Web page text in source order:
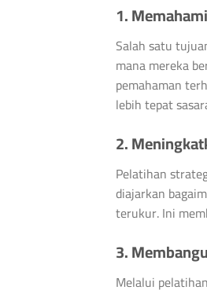
1.
Salah satu
mana mereka
pemahaman
lebih tepat
2.
Pelatihan
diajarkan
terukur. Ini
3.
Melalui